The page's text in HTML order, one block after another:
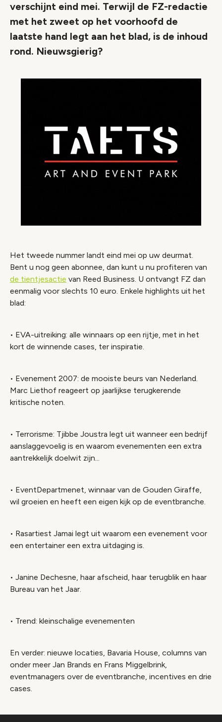
verschijnt eind mei. Terwijl de FZ-redactie
met het zweet op het voorhoofd de
laatste hand legt aan het blad, is de inhoud
rond. Nieuwsgierig?
Het tweede nummer landt eind mei op uw deurmat.
Bent u nog geen abonnee, dan kunt u nu profiteren van
de tientjesactie van Reed Business. U ontvangt FZ dan
eenmalig voor slechts 10 euro. Enkele highlights uit het
blad:
• EVA-uitreiking: alle winnaars op een rijtje, met in het
kort de winnende cases, ter inspiratie.
• Evenement 2007: de mooiste beurs van Nederland.
Marc Liethof reageert op jaarlijkse terugkerende
kritische noten.
• Terrorisme: Tjibbe Joustra legt uit wanneer een bedrijf
aanslaggevoelig is en waarom evenementen een extra
aantrekkelijk doelwit zijn...
• EventDepartmenet, winnaar van de Gouden Giraffe,
wil groeien en heeft een eigen kijk op de eventbranche.
• Rasartiest Jamai legt uit waarom een evenement voor
een entertainer een extra uitdaging is.
• Janine Dechesne, haar afscheid, haar terugblik en haar
Bureau van het Jaar.
• Trend: kleinschalige evenementen
En verder: nieuwe locaties, Bavaria House, columns van
onder meer Jan Brands en Frans Miggelbrink,
eventmanagers over de eventbranche, incentives en drie
cases.